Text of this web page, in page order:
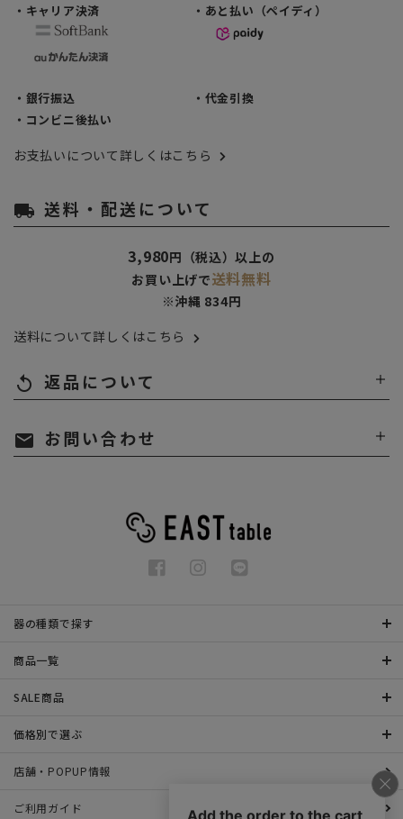
・キャリア決済 ・あと払い（ペイディ）
・銀行振込
・代金引換
・コンビニ後払い
お支払いについて詳しくはこちら
local_shipping 送料・配送について
3,980円（税込）以上の
お買い上げで送料無料
※沖縄 834円
送料について詳しくはこちら
replay 返品について
mail お問い合わせ
器の種類で探す
商品一覧
SALE商品
価格別で選ぶ
店舗・POPUP情報
ご利用ガイド